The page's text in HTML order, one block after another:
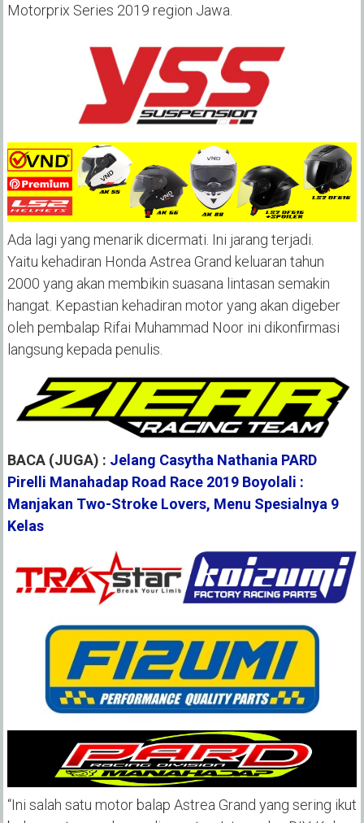
Motorprix Series 2019 region Jawa.
Ada lagi yang menarik dicermati. Ini jarang terjadi.
Yaitu kehadiran Honda Astrea Grand keluaran tahun
2000 yang akan membikin suasana lintasan semakin
hangat. Kepastian kehadiran motor yang akan digeber
oleh pembalap Rifai Muhammad Noor ini dikonfirmasi
langsung kepada penulis.
BACA (JUGA) : Jelang Casytha Nathania PARD
Pirelli Manahadap Road Race 2019 Boyolali :
Manjakan Two-Stroke Lovers, Menu Spesialnya 9
Kelas
“Ini salah satu motor balap Astrea Grand yang sering ikut